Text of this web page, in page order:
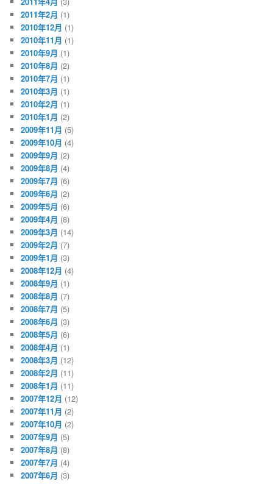
2011年2月 (1)
2010年12月 (1)
2010年11月 (1)
2010年9月 (1)
2010年8月 (2)
2010年7月 (1)
2010年3月 (1)
2010年2月 (1)
2010年1月 (2)
2009年11月 (5)
2009年10月 (4)
2009年9月 (2)
2009年8月 (4)
2009年7月 (6)
2009年6月 (2)
2009年5月 (6)
2009年4月 (8)
2009年3月 (14)
2009年2月 (7)
2009年1月 (3)
2008年12月 (4)
2008年9月 (1)
2008年8月 (7)
2008年7月 (5)
2008年6月 (3)
2008年5月 (6)
2008年4月 (1)
2008年3月 (12)
2008年2月 (11)
2008年1月 (11)
2007年12月 (12)
2007年11月 (2)
2007年10月 (2)
2007年9月 (5)
2007年8月 (8)
2007年7月 (4)
2007年6月 (3)